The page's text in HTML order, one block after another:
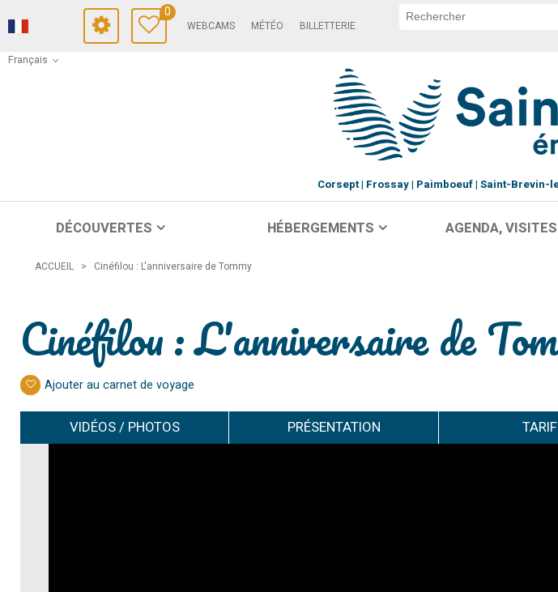
Français
0
WEBCAMS MÉTÉO BILLETTERIE
Corsept Frossay Paimboeuf Saint-Brevin-
DÉCOUVERTES HÉBERGEMENTS AGENDA,
ACCUEIL > Cinéfilou : L'anniversaire de Tommy
Cinéfilou : L'anniversaire de
Ajouter au carnet de voyage
VIDÉOS / PHOTOS PRÉSENTATION